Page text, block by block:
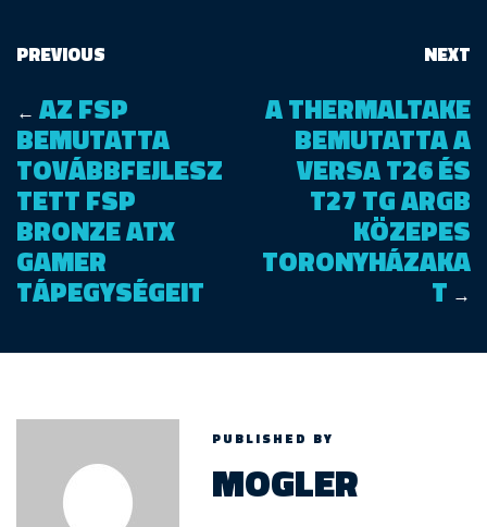
PREVIOUS
← AZ FSP
BEMUTATTA
TOVÁBBFEJLESZ
TETT FSP
BRONZE ATX
GAMER
TÁPEGYSÉGEIT
NEXT
A THERMALTAKE
BEMUTATTA A
VERSA T26 ÉS
T27 TG ARGB
KÖZEPES
TORONYHÁZAKA
T →
PUBLISHED BY
MOGLER